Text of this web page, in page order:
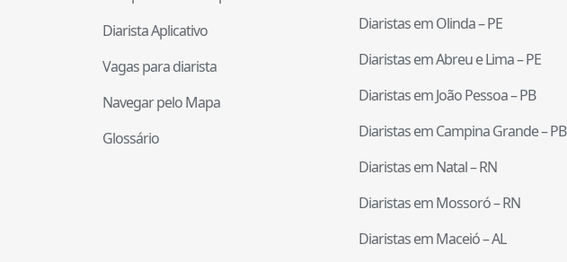
Diarista Aplicativo
Vagas para diarista
Navegar pelo Mapa
Glossário
Diaristas emOlinda–PE
Diaristas emAbreu e Lima–PE
Diaristas emJoão Pessoa–PB
Diaristas emCampina Grande–PB
Diaristas emNatal–RN
Diaristas emMossoró–RN
Diaristas emMaceió–AL